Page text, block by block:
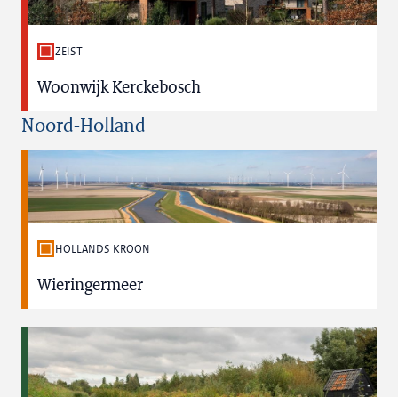
ZEIST
Woonwijk Kerckebosch
Noord-Holland
HOLLANDS KROON
Wieringermeer